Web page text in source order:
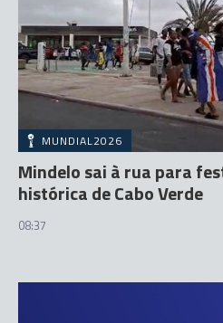
MUNDIAL2026
Mindelo sai à rua para
histórica de Cabo Verde
08:37